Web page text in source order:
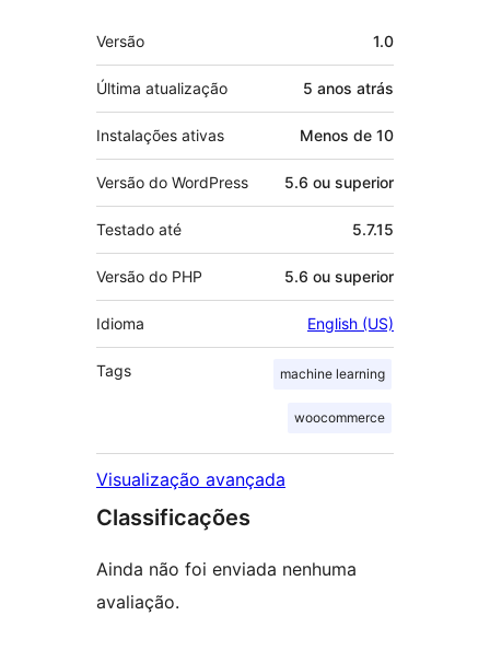
Meta
Versão 1.0
Última atualização 5 anos atrás
Instalações ativas Menos de 10
Versão do WordPress 5.6 ou superior
Testado até 5.7.15
Versão do PHP 5.6 ou superior
Idioma English (US)
Tags machine learning
woocommerce
Visualização avançada
Classificações
Ainda não foi enviada nenhuma
avaliação.